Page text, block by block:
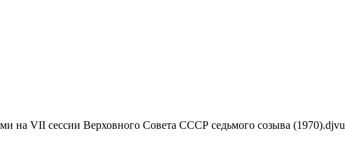
на VII сессии Верховного Совета СССР седьмого созыва (1970).djvu